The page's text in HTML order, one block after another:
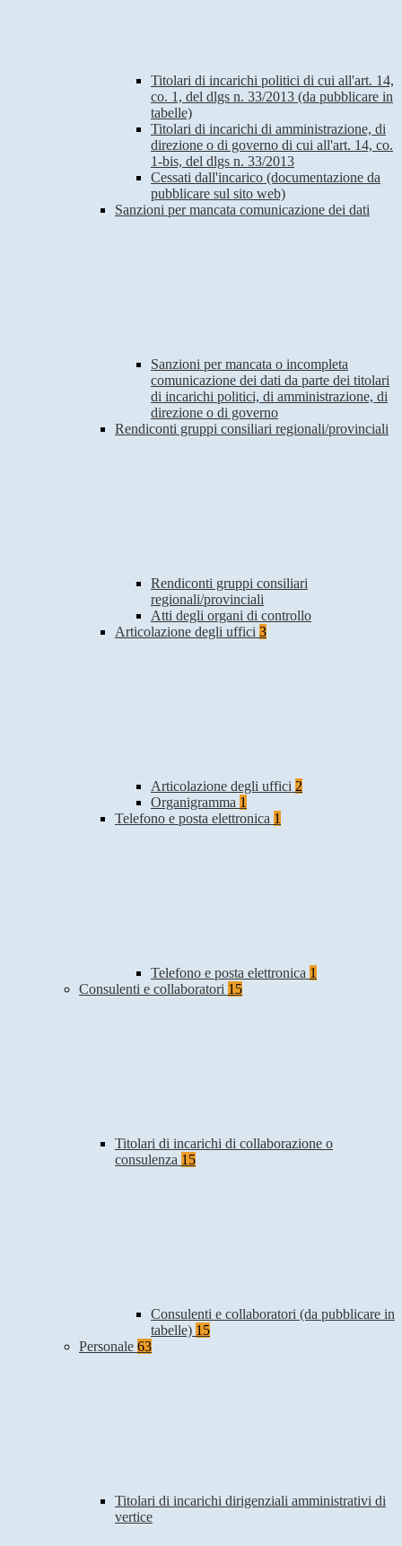
Titolari di incarichi politici di cui all'art. 14,
co. 1, del dlgs n. 33/2013 (da pubblicare in
tabelle)
Titolari di incarichi di amministrazione, di
direzione o di governo di cui all'art. 14, co.
1-bis, del dlgs n. 33/2013
Cessati dall'incarico (documentazione da
pubblicare sul sito web)
Sanzioni per mancata comunicazione dei dati
Sanzioni per mancata o incompleta
comunicazione dei dati da parte dei titolari
di incarichi politici, di amministrazione, di
direzione o di governo
Rendiconti gruppi consiliari regionali/provinciali
Rendiconti gruppi consiliari
regionali/provinciali
Atti degli organi di controllo
Articolazione degli uffici 3
Articolazione degli uffici 2
Organigramma 1
Telefono e posta elettronica 1
Telefono e posta elettronica 1
Consulenti e collaboratori 15
Titolari di incarichi di collaborazione o
consulenza 15
Consulenti e collaboratori (da pubblicare in
tabelle) 15
Personale 63
Titolari di incarichi dirigenziali amministrativi di
vertice